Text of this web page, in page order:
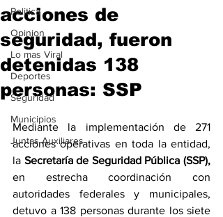
Politica
Opinion
Lo mas Viral
Deportes
Seguridad
Municipios
Juntas Auxiliares
acciones de
seguridad, fueron
detenidas 138
personas: SSP
Mediante la implementación de 271
acciones operativas en toda la entidad,
la
en estrecha coordinación con
autoridades federales y municipales,
detuvo a 138 personas durante los siete